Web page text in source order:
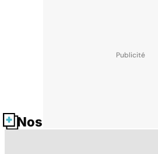
Nos fiches santé